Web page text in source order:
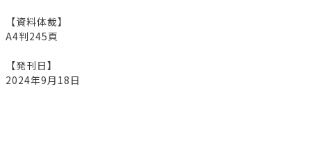
【資料体裁】
A4判245頁
【発刊日】
2024年9月18日